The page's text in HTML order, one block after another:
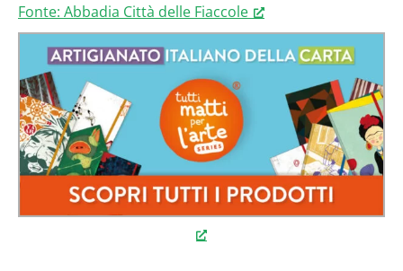
Fonte: Abbadia Città delle Fiaccole